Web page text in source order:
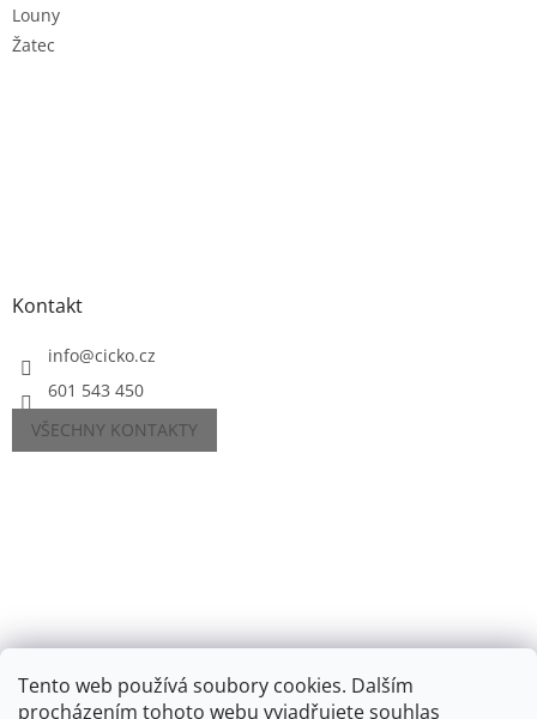
Tento web používá soubory cookies. Dalším
procházením tohoto webu vyjadřujete souhlas
Louny
Žatec
Kontakt
info@cicko.cz
601 543 450
VŠECHNY KONTAKTY